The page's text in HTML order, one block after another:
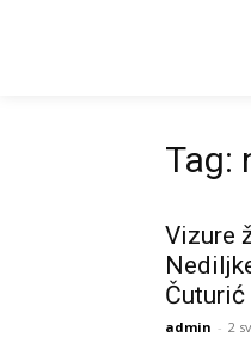
Tag:
Vizure
Čuturić
admin - 2